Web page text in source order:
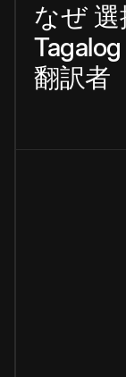
なぜ 選
Tagalog
翻訳者